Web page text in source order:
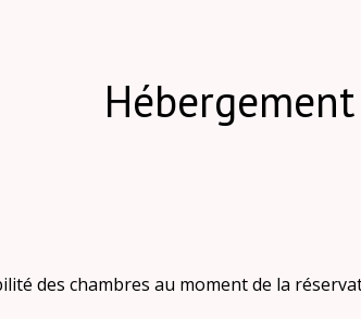
Hébergement
des chambres au moment de la